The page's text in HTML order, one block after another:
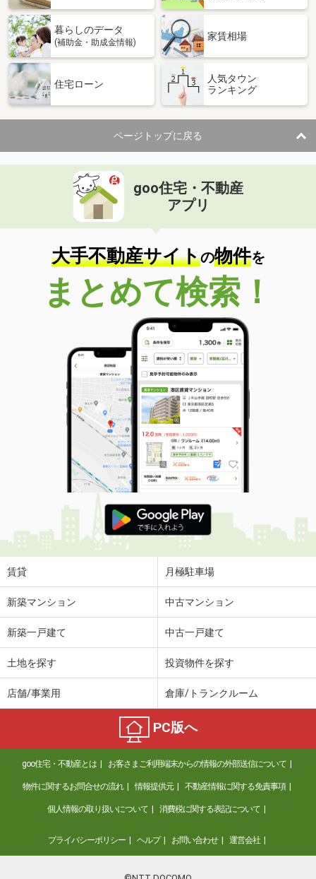
暮らしのデータ
(補助金・助成金情報)
家賃相場
住宅ローン
人気タウン
ランキング
ページトップに戻る
goo住宅・不動産
アプリ
大手不動産サイトの物件を
まとめて検索！
賃貸 月極駐車場
新築マンション 中古マンション
新築一戸建て 中古一戸建て
土地を探す 投資物件を探す
店舗/事業用 倉庫/トランクルーム
PC版へ
goo住宅・不動産とは お客さまご利用端末からの情報の外部送信について
物件に関するお問合せの流れ 情報提供元 不動産情報に関する免責事項
個人情報の取り扱いについて 消費税に関する表記について
プライバシーポリシー ヘルプ お問い合わせ 運営会社